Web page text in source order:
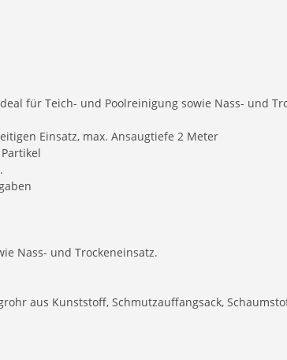
für Teich- und Poolreinigung sowie Nass- und
Einsatz, max. Ansaugtiefe 2 Meter
Nass- und Trockeneinsatz.
aus Kunststoff, Schmutzauffangsack,